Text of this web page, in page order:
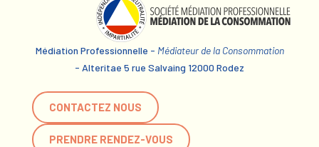
Médiation Professionnelle - Médiateur de la Consommation
- Alteritae 5 rue Salvaing 12000 Rodez
CONTACTEZ NOUS
PRENDRE RENDEZ-VOUS